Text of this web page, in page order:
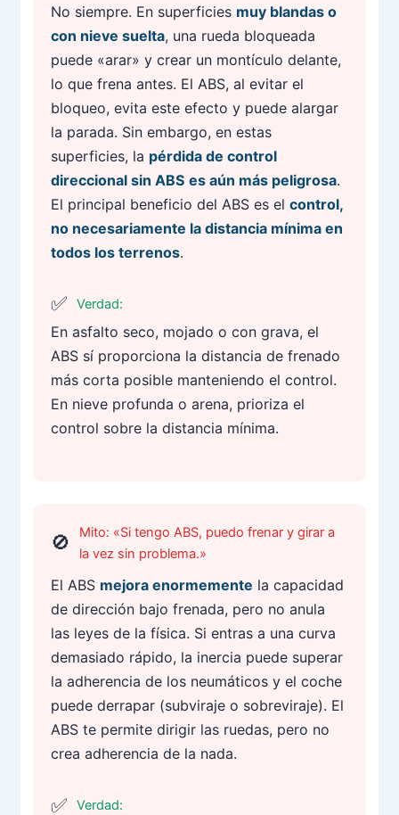
No siempre. En superficies muy blandas o
con nieve suelta, una rueda bloqueada
puede «arar» y crear un montículo delante,
lo que frena antes. El ABS, al evitar el
bloqueo, evita este efecto y puede alargar
la parada. Sin embargo, en estas
superficies, la pérdida de control
direccional sin ABS es aún más peligrosa.
El principal beneficio del ABS es elcontrol,
no necesariamente la distancia mínima en
todos los terrenos.
Verdad:
En asfalto seco, mojado o con grava, el
ABS sí proporciona la distancia de frenado
más corta posible manteniendo el control.
En nieve profunda o arena, prioriza el
control sobre la distancia mínima.
Mito: «Si tengo ABS, puedo frenar y girar a
la vez sin problema.»
El ABS mejora enormemente la capacidad
de dirección bajo frenada, pero no anula
las leyes de la física. Si entras a una curva
demasiado rápido, la inercia puede superar
la adherencia de los neumáticos y el coche
puede derrapar (subviraje o sobreviraje). El
ABS te permite dirigir las ruedas, pero no
crea adherencia de la nada.
Verdad: